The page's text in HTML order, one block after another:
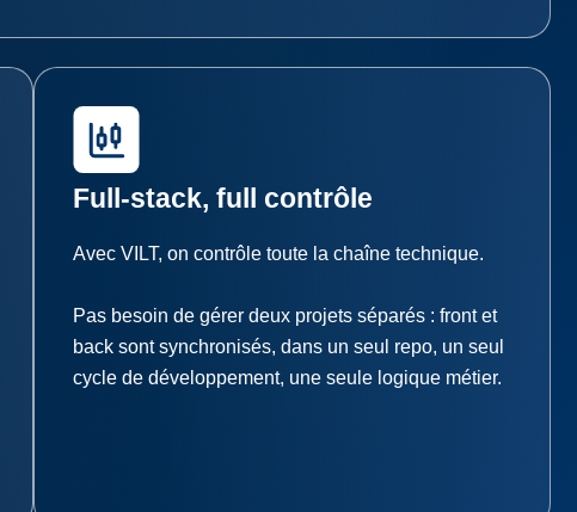
Full-stack, full contrôle
Avec VILT, on contrôle toute la chaîne technique.
Pas besoin de gérer deux projets séparés : front et
back sont synchronisés, dans un seul repo, un seul
cycle de développement, une seule logique métier.